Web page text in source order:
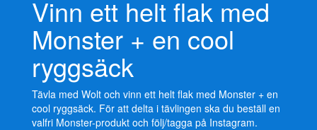
Vinn ett helt flak med
Monster + en cool
ryggsäck
Tävla med Wolt och vinn ett helt flak med Monster + en
cool ryggsäck. För att delta i tävlingen ska du beställ en
valfri Monster-produkt och följ/tagga på Instagram.